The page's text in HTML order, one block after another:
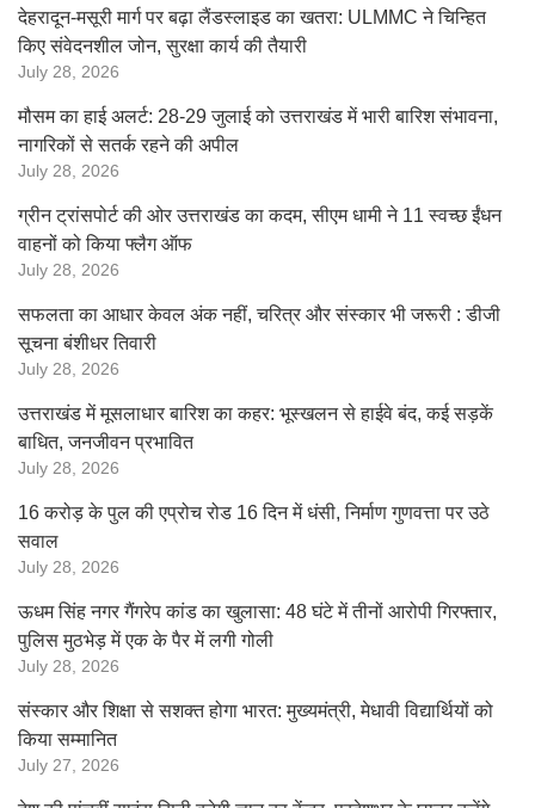
देहरादून-मसूरी मार्ग पर बढ़ा लैंडस्लाइड का खतरा: ULMMC ने चिन्हित
किए संवेदनशील जोन, सुरक्षा कार्य की तैयारी
July 28, 2026
मौसम का हाई अलर्ट: 28-29 जुलाई को उत्तराखंड में भारी बारिश संभावना,
नागरिकों से सतर्क रहने की अपील
July 28, 2026
ग्रीन ट्रांसपोर्ट की ओर उत्तराखंड का कदम, सीएम धामी ने 11 स्वच्छ ईंधन
वाहनों को किया फ्लैग ऑफ
July 28, 2026
सफलता का आधार केवल अंक नहीं, चरित्र और संस्कार भी जरूरी : डीजी
सूचना बंशीधर तिवारी
July 28, 2026
उत्तराखंड में मूसलाधार बारिश का कहर: भूस्खलन से हाईवे बंद, कई सड़कें
बाधित, जनजीवन प्रभावित
July 28, 2026
16 करोड़ के पुल की एप्रोच रोड 16 दिन में धंसी, निर्माण गुणवत्ता पर उठे
सवाल
July 28, 2026
ऊधम सिंह नगर गैंगरेप कांड का खुलासा: 48 घंटे में तीनों आरोपी गिरफ्तार,
पुलिस मुठभेड़ में एक के पैर में लगी गोली
July 28, 2026
संस्कार और शिक्षा से सशक्त होगा भारत: मुख्यमंत्री, मेधावी विद्यार्थियों को
किया सम्मानित
July 27, 2026